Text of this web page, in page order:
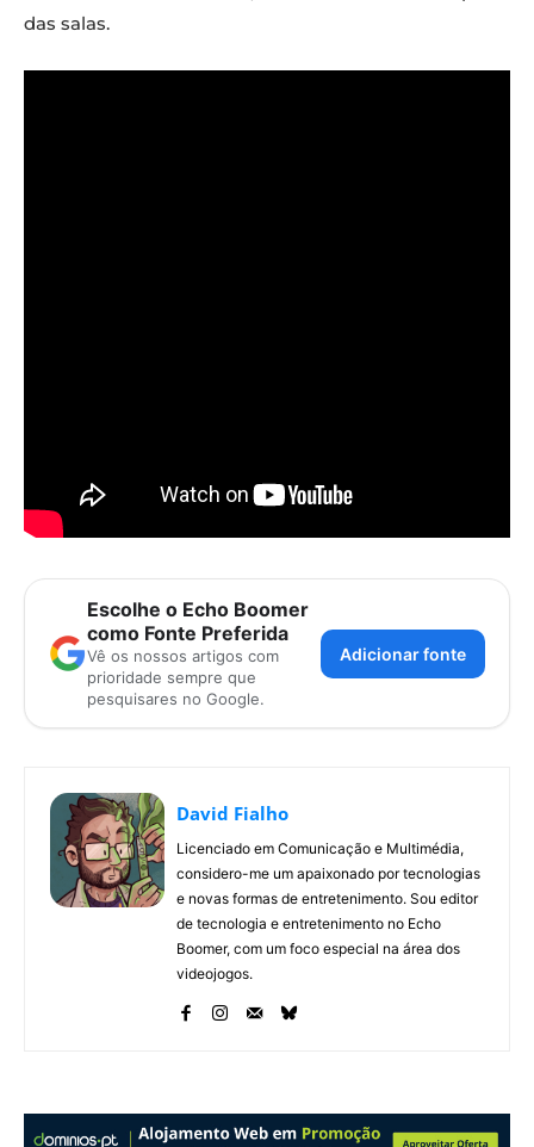
das salas.
Escolhe o Echo Boomer
como Fonte Preferida
Vê os nossos artigos com
prioridade sempre que
pesquisares no Google.
Adicionar fonte
David Fialho
Licenciado em Comunicação e Multimédia,
considero-me um apaixonado por tecnologias
e novas formas de entretenimento. Sou editor
de tecnologia e entretenimento no Echo
Boomer, com um foco especial na área dos
videojogos.